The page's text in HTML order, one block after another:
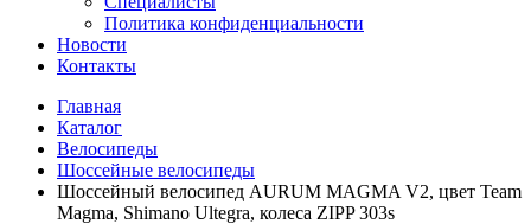
Политика конфиденциальности
Новости
Контакты
Главная
Каталог
Велосипеды
Шоссейные велосипеды
Шоссейный велосипед AURUM MAGMA V2, цвет Team
Magma, Shimano Ultegra, колеса ZIPP 303s